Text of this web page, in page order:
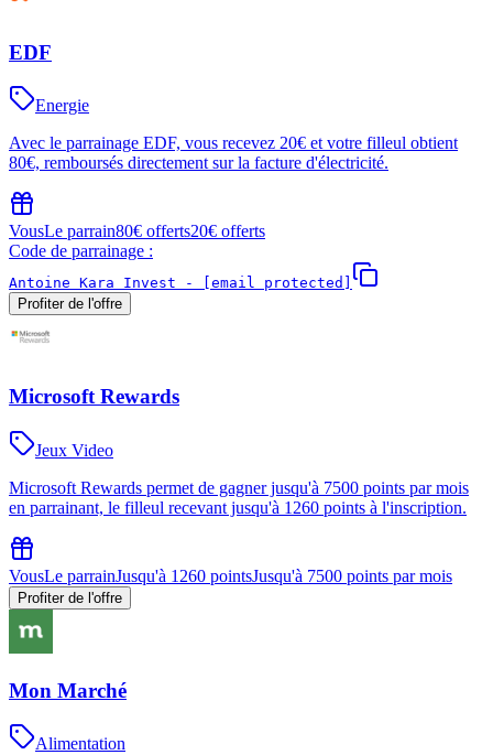
EDF
Energie
Avec le parrainage EDF, vous recevez 20€ et votre filleul obtient
80€, remboursés directement sur la facture d'électricité.
VousLe parrain80€ offerts20€ offerts
Code de parrainage :
Antoine Kara Invest -
[email protected]
Profiter de l'offre
Microsoft Rewards
Jeux Video
Microsoft Rewards permet de gagner jusqu'à 7500 points par mois
en parrainant, le filleul recevant jusqu'à 1260 points à l'inscription.
VousLe parrainJusqu'à 1260 pointsJusqu'à 7500 points par mois
Profiter de l'offre
Mon Marché
Alimentation